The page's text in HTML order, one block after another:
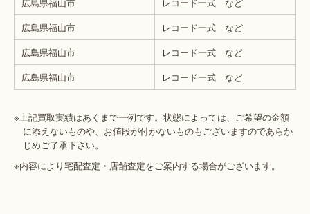
広島県福山市
レコード一式 など
広島県福山市
レコード一式 など
広島県福山市
レコード一式 など
※上記買取実績はあくまで一例です。状態によっては、ご希望の金額
に添えないものや、お値段が付かないものもございますのであらか
じめご了承下さい。
※内容により宅配査定・店舗査定をご案内する場合がございます。